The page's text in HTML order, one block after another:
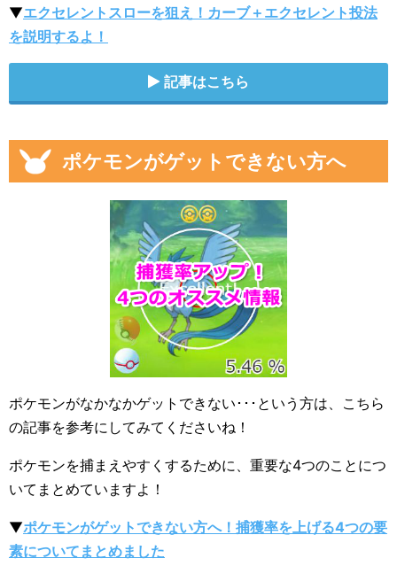
▼エクセレントスローを狙え！カーブ＋エクセレント投法
を説明するよ！
記事はこちら
ポケモンがゲットできない方へ
ポケモンがなかなかゲットできない･･･という方は、こちら
の記事を参考にしてみてくださいね！
ポケモンを捕まえやすくするために、重要な4つのことにつ
いてまとめていますよ！
▼ポケモンがゲットできない方へ！捕獲率を上げる4つの要
素についてまとめました